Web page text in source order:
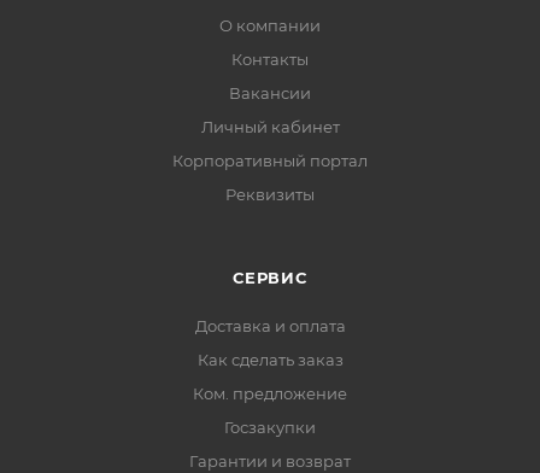
О компании
Контакты
Вакансии
Личный кабинет
Корпоративный портал
Реквизиты
СЕРВИС
Доставка и оплата
Как сделать заказ
Ком. предложение
Госзакупки
Гарантии и возврат